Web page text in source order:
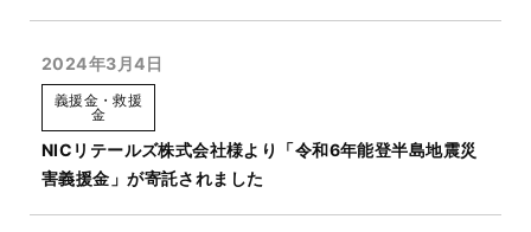
2024年3月4日
義援金・救援
金
NICリテールズ株式会社様より「令和6年能登半島地震災
害義援金」が寄託されました